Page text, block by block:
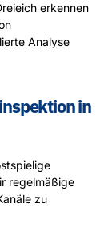
erkennen
Analyse
in
regelmäßige
zu